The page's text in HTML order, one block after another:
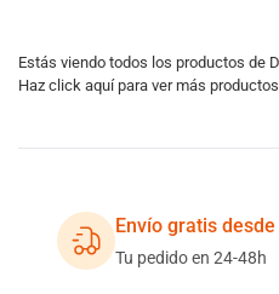
Estás viendo todos los productos de
Haz click aquí para ver más
Envío gratis
Tu pedido en 24-48h